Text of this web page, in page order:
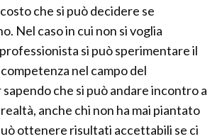
che si può decidere se
Nel caso in cui non si voglia
si può sperimentare il
nel campo del
che si può andare incontro a
anche chi non ha mai piantato
ottenere risultati accettabili se ci